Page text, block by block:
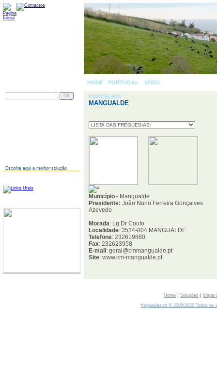
Escolha aqui a melhor solução
HOME PORTUGAL VISEU
CONCELHO:
MANGUALDE
Município - Mangualde
Presidente: João Nuno Ferreira Gonçalves
Azevedo
Morada: Lg Dr Couto
Localidade: 3534-004 MANGUALDE
Telefone: 232619880
Fax: 232623958
E-mail : geral@cmmangualde.pt
Site: www.cm-mangualde.pt
Home | Soluções | Mapa
freguesias.pt © 2005/2020 Todos os